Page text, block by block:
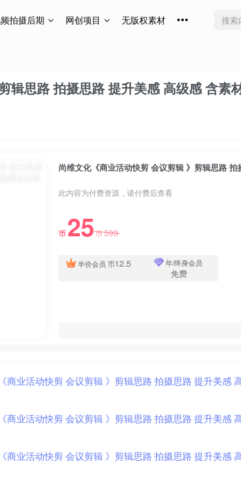
拍摄后期 网创项目 无版权素材
辑思路 拍摄思路 提升美感 高级感 含素
尚维文化《商业活动快剪 会议剪辑 》剪辑思路
此内容为付费资源，请付费后查看
币 25币599
半价会员 币12.5 年/终身会员
免费